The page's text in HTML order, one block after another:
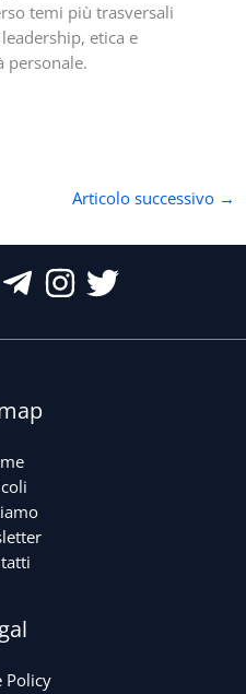
temi più trasversali
etica e
personale.
Articolo successivo →
Policy